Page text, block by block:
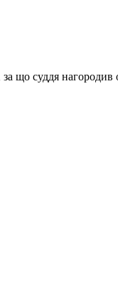
що суддя